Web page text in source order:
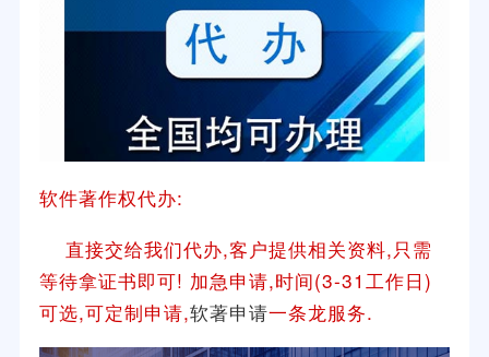
软件著作权代办:
直接交给我们代办,客户提供相关资料,只需
等待拿证书即可! 加急申请,时间(3-31工作日)
可选,可定制申请,软著申请一条龙服务.